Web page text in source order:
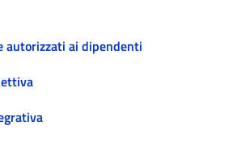
autorizzati ai dipendenti